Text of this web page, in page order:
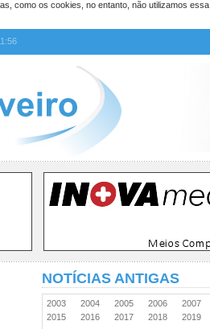
como os cookies, no entanto, não utilizamos
NOTÍCIAS ANTIGAS
2003 2004 2005 2006
2007
2015
2016 2017 2018
2019